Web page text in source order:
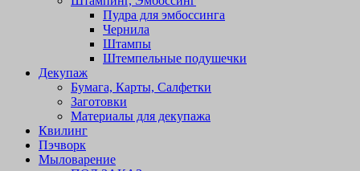
Пудра для эмбоссинга
Чернила
Штампы
Штемпельные подушечки
Декупаж
Бумага, Карты, Салфетки
Заготовки
Материалы для декупажа
Квилинг
Пэчворк
Мыловарение